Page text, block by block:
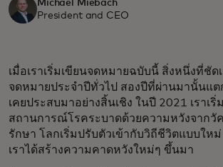
Michael Miebach
President and CEO
เมื่อเราเริ่มเขียนจดหมายฉบับนี้ สิ่งหนึ่งที่ชัด
จดหมายประจำปีทั่วไป สองปีที่ผ่านมานั้นแต
เคยประสบมาอย่างสิ้นเชิง ในปี 2021 เราเ
สถานการณ์โรคระบาดด้วยความหวังจากวั
รักษา โลกเริ่มปรับตัวเข้ากับวิถีชีวิตแบบให
เราได้สร้างความคาดหวังใหม่ๆ ขึ้นมา